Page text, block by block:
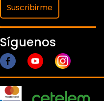
Suscribirme
Síguenos